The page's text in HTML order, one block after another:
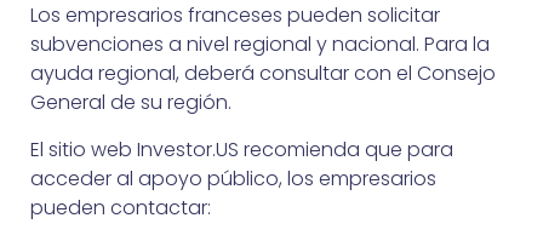
Los empresarios franceses pueden solicitar
subvenciones a nivel regional y nacional. Para la
ayuda regional, deberá consultar con el Consejo
General de su región.
El sitio web Investor.US recomienda que para
acceder al apoyo público, los empresarios
pueden contactar: